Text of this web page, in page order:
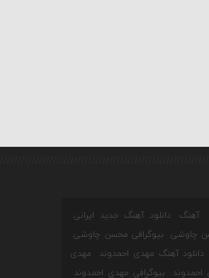
آهنگ
دانلود آهنگ جدید ایرانی
چاوشی
بیوگرافی محسن چاوشی
دانلود آهنگ مهدی احمدوند
مهدی
بیوگرافی مهدی احمدوند